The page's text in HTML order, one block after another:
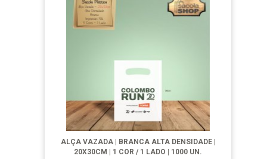
ALÇA VAZADA | BRANCA ALTA DENSIDADE |
20X30CM | 1 COR / 1 LADO | 1000 UN.